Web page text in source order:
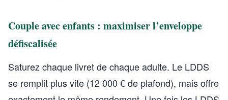
Couple avec enfants : maximiser l’enveloppe
défiscalisée
Saturez chaque livret de chaque adulte. Le LDDS
se remplit plus vite (12 000 € de plafond), mais offre